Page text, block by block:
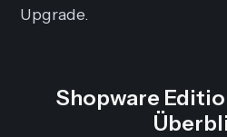
Upgrade.
Shopware